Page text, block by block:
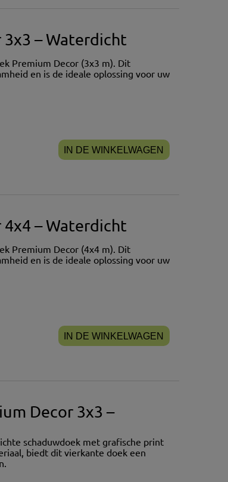
– Waterdicht
Premium Decor (3x3 m). Dit
en is de ideale oplossing voor uw
IN DE WINKELWAGEN
– Waterdicht
Premium Decor (4x4 m). Dit
en is de ideale oplossing voor uw
IN DE WINKELWAGEN
Decor 3x3 –
schaduwdoek met grafische print
biedt dit vierkante doek een